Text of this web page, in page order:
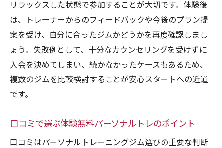
リラックスした状態で参加することが大切です。体験後
は、トレーナーからのフィードバックや今後のプラン提
案を受け、自分に合ったジムかどうかを再度確認しまし
ょう。失敗例として、十分なカウンセリングを受けずに
入会を決めてしまい、続かなかったケースもあるため、
複数のジムを比較検討することが安心スタートへの近道
です。
口コミで選ぶ体験無料パーソナルトレのポイント
口コミはパーソナルトレーニングジム選びの重要な判断